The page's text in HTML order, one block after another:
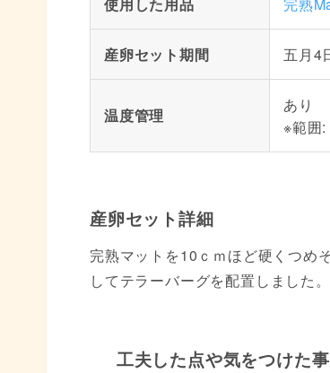
産卵セット期間 五月4
温度管理
あり
※範囲
産卵セット詳細
完熟マットを10ｃｍほど硬くつめ
してテラーバーグを配置しました。
工夫した点や気をつけた事